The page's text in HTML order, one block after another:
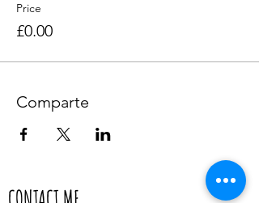
Price
£0.00
Comparte